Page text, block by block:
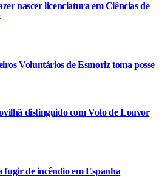
nascer licenciatura em Ciências de
Voluntários de Esmoriz toma posse
distinguido com Voto de Louvor
fugir de incêndio em Espanha